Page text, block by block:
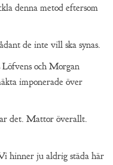
denna metod eftersom
de inte vill ska synas.
och Morgan
imponerade över
det. Mattor överallt.
hinner ju aldrig städa här